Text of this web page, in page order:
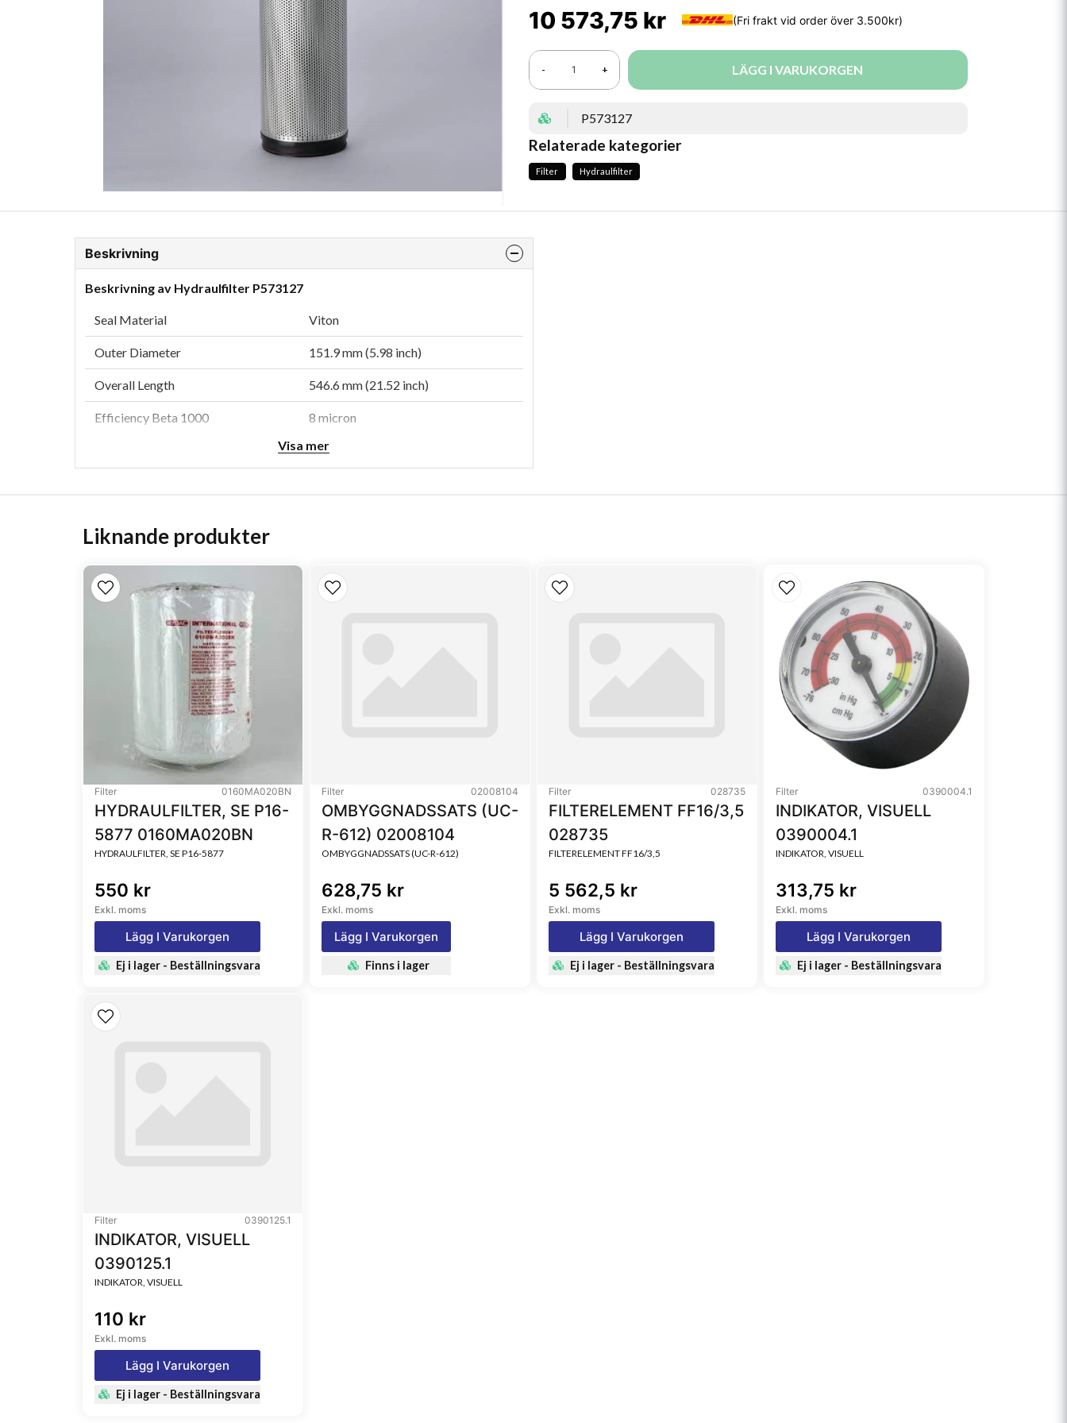
10 573,75 kr
- + LÄGG I VARUKORGEN
P573127
Relaterade kategorier
Filter Hydraulfilter
Beskrivning
Beskrivning av Hydraulfilter P573127
Seal Material Viton
Outer Diameter 151.9 mm (5.98 inch)
Overall Length 546.6 mm (21.52 inch)
Efficiency Beta 1000 8 micron
10.3 bar (149 psi)
Visa mer
Liknande produkter
Filter 0160MA020BN
HYDRAULFILTER, SE P16-
5877 0160MA020BN
HYDRAULFILTER, SE P16-5877
550 kr
Exkl. moms
Lägg I Varukorgen
Ej i lager - Beställningsvara
Filter 02008104
OMBYGGNADSSATS (UC-
R-612) 02008104
OMBYGGNADSSATS (UC-R-612)
628,75 kr
Exkl. moms
Lägg I Varukorgen
Finns i lager
Filter 028735
FILTERELEMENT FF16/3,5
028735
FILTERELEMENT FF16/3,5
5 562,5 kr
Exkl. moms
Lägg I Varukorgen
Ej i lager - Beställningsvara
Filter 0390004.1
INDIKATOR, VISUELL
0390004.1
INDIKATOR, VISUELL
313,75 kr
Exkl. moms
Lägg I Varukorgen
Ej i lager - Beställningsvara
Filter 0390125.1
INDIKATOR, VISUELL
0390125.1
INDIKATOR, VISUELL
110 kr
Exkl. moms
Lägg I Varukorgen
Ej i lager - Beställningsvara